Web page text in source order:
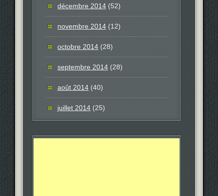
décembre 2014 (52)
novembre 2014 (12)
octobre 2014 (28)
septembre 2014 (28)
août 2014 (40)
juillet 2014 (25)